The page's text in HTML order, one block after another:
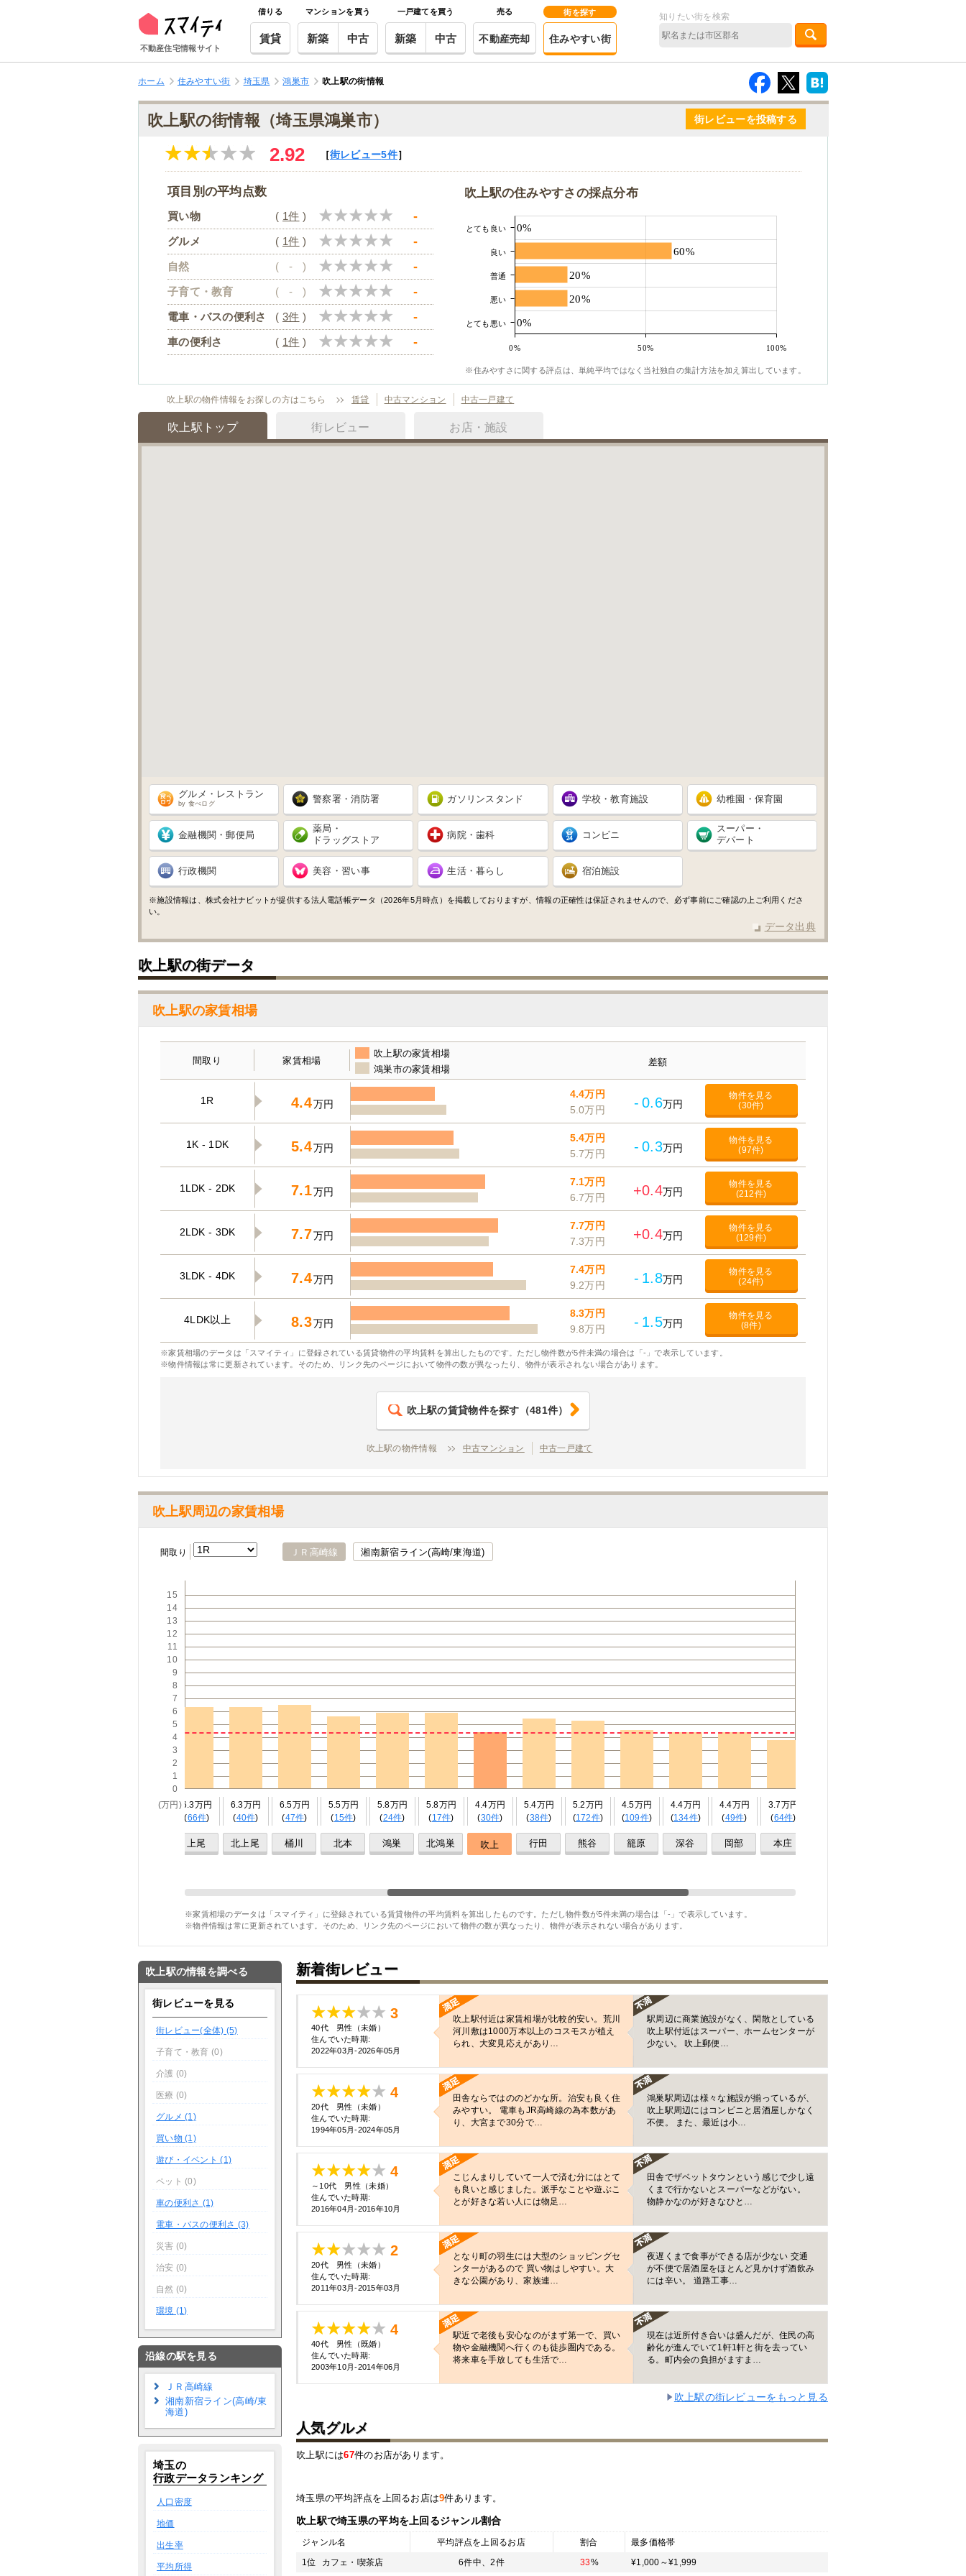
不動産住宅情報サイト
借りる
賃貸
マンションを買う
新築 中古
一戸建てを買う
新築 中古
売る
不動産売却
街を探す
住みやすい街
知りたい街を検索
ホーム 住みやすい街 埼玉県 鴻巣市 吹上駅の街情報
吹上駅の街情報（埼玉県鴻巣市） 街レビューを投稿する
2.92 ［街レビュー5件］
項目別の平均点数
買い物 ( 1件 ) -
グルメ ( 1件 ) -
自然 ( - ) -
子育て・教育 ( - ) -
電車・バスの便利さ ( 3件 ) -
車の便利さ ( 1件 ) -
吹上駅の住みやすさの採点分布
0%
60%
20%
20%
0%
とても良い
良い
普通
悪い
とても悪い
0% 50% 100%
※住みやすさに関する評点は、単純平均ではなく当社独自の集計方法を加え算出しています。
吹上駅の物件情報をお探しの方はこちら 賃貸 中古マンション 中古一戸建て
吹上駅トップ 街レビュー お店・施設
グルメ・レストラン
by 食べログ 警察署・消防署 ガソリンスタンド 学校・教育施設 幼稚園・保育園
金融機関・郵便局
薬局・
ドラッグストア
病院・歯科 コンビニ
スーパー・
デパート
行政機関 美容・習い事 生活・暮らし 宿泊施設
※施設情報は、株式会社ナビットが提供する法人電話帳データ（2026年5月時点）を掲載しておりますが、情報の正確性は保証されませんので、必ず事前にご確認の上ご利用くださ
い。
データ出典
吹上駅の街データ
吹上駅の家賃相場
間取り 家賃相場
吹上駅の家賃相場
鴻巣市の家賃相場
差額
1R 4.4万円
4.4万円
5.0万円
-0.6万円
物件を見る
(30件)
1K - 1DK 5.4万円
5.4万円
5.7万円
-0.3万円
物件を見る
(97件)
1LDK - 2DK 7.1万円
7.1万円
6.7万円
+0.4万円
物件を見る
(212件)
2LDK - 3DK 7.7万円
7.7万円
7.3万円
+0.4万円
物件を見る
(129件)
3LDK - 4DK 7.4万円
7.4万円
9.2万円
- 1.8万円
物件を見る
(24件)
4LDK以上 8.3万円
8.3万円
9.8万円
- 1.5万円
物件を見る
(8件)
※家賃相場のデータは「スマイティ」に登録されている賃貸物件の平均賃料を算出したものです。ただし物件数が5件未満の場合は「-」で表示しています。
※物件情報は常に更新されています。そのため、リンク先のページにおいて物件の数が異なったり、物件が表示されない場合があります。
吹上駅の賃貸物件を探す （481件）
吹上駅の物件情報 中古マンション 中古一戸建て
吹上駅周辺の家賃相場
間取り ＪＲ高崎線 湘南新宿ライン(高崎/東海道)
15
14
13
12
11
10
9
8
7
6
5
4
3
2
1
0
(万円)
4.9万円
6.3万円
(66件)
上尾
6.3万円
(40件)
北上尾
6.5万円
(47件)
桶川
5.5万円
(15件)
北本
5.8万円
(24件)
鴻巣
5.8万円
(17件)
北鴻巣
4.4万円
(30件)
吹上
5.4万円
(38件)
行田
5.2万円
(172件)
熊谷
4.5万円
(109件)
籠原
4.4万円
(134件)
深谷
4.4万円
(49件)
岡部
3.7万円
(64件)
本庄
※家賃相場のデータは「スマイティ」に登録されている賃貸物件の平均賃料を算出したものです。ただし物件数が5件未満の場合は「-」で表示しています。
※物件情報は常に更新されています。そのため、リンク先のページにおいて物件の数が異なったり、物件が表示されない場合があります。
吹上駅の情報を調べる
街レビューを見る
街レビュー(全体) (5)
子育て・教育 (0)
介護 (0)
医療 (0)
グルメ (1)
買い物 (1)
遊び・イベント (1)
ペット (0)
車の便利さ (1)
電車・バスの便利さ (3)
災害 (0)
治安 (0)
自然 (0)
環境 (1)
沿線の駅を見る
ＪＲ高崎線
湘南新宿ライン(高崎/東
海道)
埼玉の
行政データランキング
人口密度
地価
出生率
平均所得
新着街レビュー
3
40代 男性（未婚）
住んでいた時期:
2022年03月-2026年05月
吹上駅付近は家賃相場が比較的安い。荒川
河川敷は1000万本以上のコスモスが植え
られ、大変見応えがあり…
駅周辺に商業施設がなく、閑散としている
吹上駅付近はスーパー、ホームセンターが
少ない。 吹上郵便…
4
20代 男性（未婚）
住んでいた時期:
1994年05月-2024年05月
田舎ならではののどかな所。治安も良く住
みやすい。 電車もJR高崎線の為本数があ
り、大宮まで30分で…
鴻巣駅周辺は様々な施設が揃っているが、
吹上駅周辺にはコンビニと居酒屋しかなく
不便。 また、最近は小…
4
～10代 男性（未婚）
住んでいた時期:
2016年04月-2016年10月
こじんまりしていて一人で済む分にはとて
も良いと感じました。派手なことや遊ぶこ
とが好きな若い人には物足…
田舎でザベットタウンという感じで少し遠
くまで行かないとスーパーなどがない。
物静かなのが好きなひと…
2
20代 男性（未婚）
住んでいた時期:
2011年03月-2015年03月
となり町の羽生には大型のショッピングセ
ンターがあるので 買い物はしやすい。大
きな公園があり、家族連…
夜遅くまで食事ができる店が少ない 交通
が不便で居酒屋をほとんど見かけず酒飲み
には辛い。 道路工事…
4
40代 男性（既婚）
住んでいた時期:
2003年10月-2014年06月
駅近で老後も安心なのがまず第一で、買い
物や金融機関へ行くのも徒歩圏内である。
将来車を手放しても生活で…
現在は近所付き合いは盛んだが、住民の高
齢化が進んでいて1軒1軒と街を去ってい
る。町内会の負担がますま…
吹上駅の街レビューをもっと見る
人気グルメ
吹上駅には67件のお店があります。
埼玉県の平均評点を上回るお店は9件あります。
吹上駅で埼玉県の平均を上回るジャンル割合
ジャンル名 平均評点を上回るお店 割合
最多価格帯
1位
カフェ・喫茶店 6件中、2件 33% ¥1,000～¥1,999